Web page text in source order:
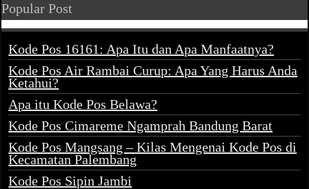
Popular Post
Kode Pos 16161: Apa Itu dan Apa Manfaatnya?
Kode Pos Air Rambai Curup: Apa Yang Harus Anda
Ketahui?
Apa itu Kode Pos Belawa?
Kode Pos Cimareme Ngamprah Bandung Barat
Kode Pos Mangsang – Kilas Mengenai Kode Pos di
Kecamatan Palembang
Kode Pos Sipin Jambi